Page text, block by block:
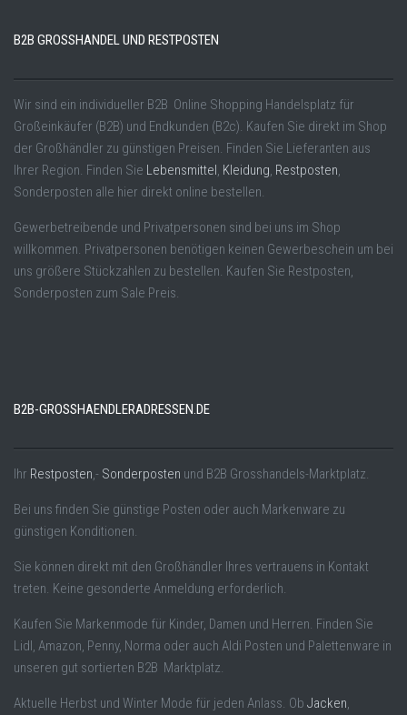
B2B GROSSHANDEL UND RESTPOSTEN
Wir sind ein individueller B2B Online Shopping Handelsplatz für
Großeinkäufer (B2B) und Endkunden (B2c). Kaufen Sie direkt im Shop
der Großhändler zu günstigen Preisen. Finden Sie Lieferanten aus
Ihrer Region. Finden Sie Lebensmittel, Kleidung, Restposten,
Sonderposten alle hier direkt online bestellen.
Gewerbetreibende und Privatpersonen sind bei uns im Shop
willkommen. Privatpersonen benötigen keinen Gewerbeschein um bei
uns größere Stückzahlen zu bestellen. Kaufen Sie Restposten,
Sonderposten zum Sale Preis.
B2B-GROSSHAENDLERADRESSEN.DE
Ihr Restposten,- Sonderposten und B2B Grosshandels-Marktplatz.
Bei uns finden Sie günstige Posten oder auch Markenware zu
günstigen Konditionen.
Sie können direkt mit den Großhändler Ihres vertrauens in Kontakt
treten. Keine gesonderte Anmeldung erforderlich.
Kaufen Sie Markenmode für Kinder, Damen und Herren. Finden Sie
Lidl, Amazon, Penny, Norma oder auch Aldi Posten und Palettenware in
unseren gut sortierten B2B Marktplatz.
Aktuelle Herbst und Winter Mode für jeden Anlass. Ob Jacken,